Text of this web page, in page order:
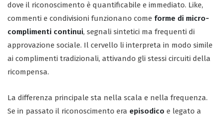
dove il riconoscimento è quantificabile e immediato. Like,
commenti e condivisioni funzionano come forme di micro-
complimenti continui, segnali sintetici ma frequenti di
approvazione sociale. Il cervello li interpreta in modo simile
ai complimenti tradizionali, attivando gli stessi circuiti della
ricompensa.
La differenza principale sta nella scala e nella frequenza.
Se in passato il riconoscimento era episodico e legato a